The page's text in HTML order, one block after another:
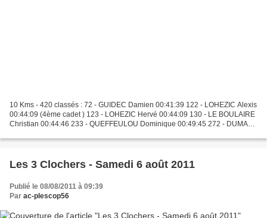
10 Kms - 420 classés : 72 - GUIDEC Damien 00:41:39 122 - LOHEZIC Alexis
00:44:09 (4ème cadet ) 123 - LOHEZIC Hervé 00:44:09 130 - LE BOULAIRE
Christian 00:44:46 233 - QUEFFEULOU Dominique 00:49:45 272 - DUMAS
Les 3 Clochers - Samedi 6 août 2011
Publié le 08/08/2011 à 09:39
Par ac-plescop56